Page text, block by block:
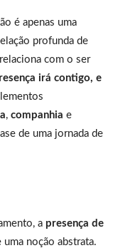
é apenas uma
profunda de
com o ser
irá contigo, e
, companhia e
de uma jornada de
a presença de
noção abstrata.